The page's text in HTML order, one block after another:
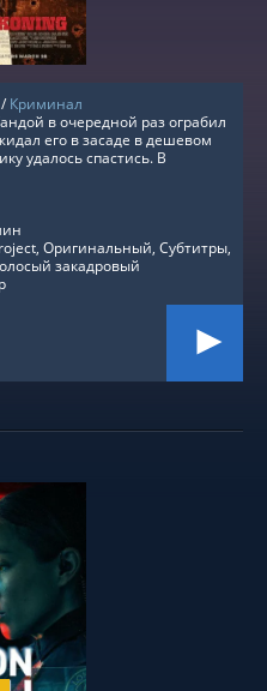
/ Криминал
в очередной раз ограбил
его в засаде в дешевом
удалось спастись. В
Оригинальный, Субтитры,
закадровый
ОНЛАЙН